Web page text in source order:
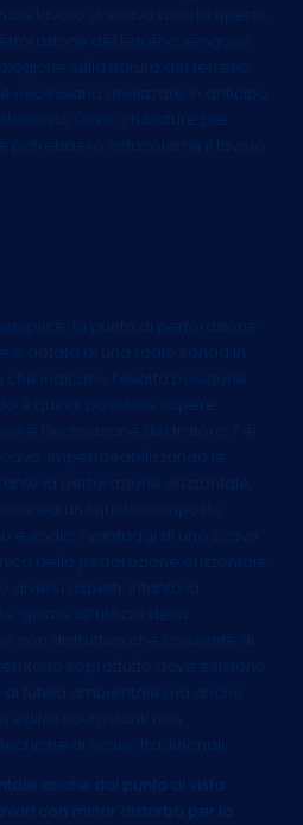
lavoro di scavo a cielo aperto.
del terreno vengono
sulla natura del terreno.
necessario analizzare in anticipo
(cavi o tubature pre
potrebbero ostacolarne il lavoro
la punta di perforazione
è dotata di una radio sonda in
indicano l’esatta posizione
è quindi possibile sapere
e l’inclinazione del traforo. Per
impermeabilizzando le
la perforazione orizzontale,
un liquido composto
e sodio. I vantaggi di uno scavo
della perforazione orizzontale
diversi aspetti. Intanto la
grazie all’utilizzo della
non distruttiva che consente di
soprattutto dove esistono
tutela ambientale ma anche
edifici sovrastanti non
di scavo tradizionali.
anche dal punto di vista
con minor disturbo per la